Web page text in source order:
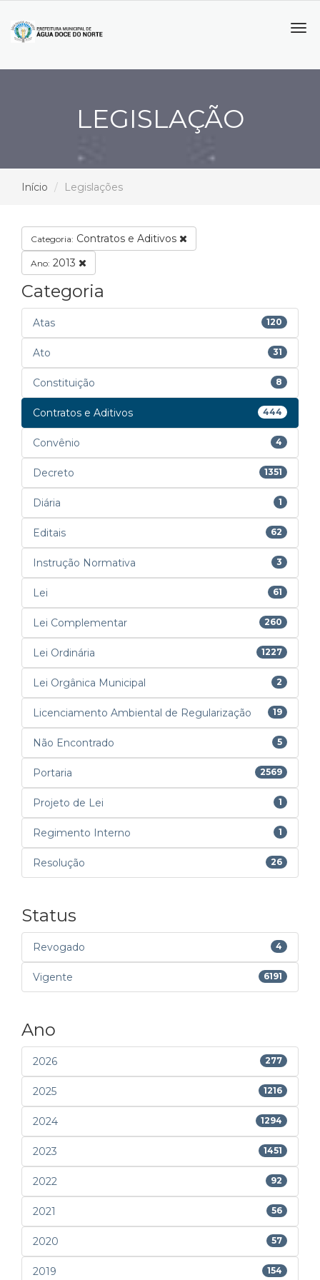
LEGISLAÇÃO
Início Legislações
Categoria: Contratos e Aditivos
Ano: 2013
Categoria
Atas 120
Ato 31
Constituição 8
Contratos e Aditivos 444
Convênio 4
Decreto 1351
Diária 1
Editais 62
Instrução Normativa 3
Lei 61
Lei Complementar 260
Lei Ordinária 1227
Lei Orgânica Municipal 2
Licenciamento Ambiental de Regularização 19
Não Encontrado 5
Portaria 2569
Projeto de Lei 1
Regimento Interno 1
Resolução 26
Status
Revogado 4
Vigente 6191
Ano
2026 277
2025 1216
2024 1294
2023 1451
2022 92
2021 56
2020 57
2019 154